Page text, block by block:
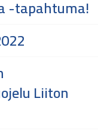
-tapahtuma!
Liiton